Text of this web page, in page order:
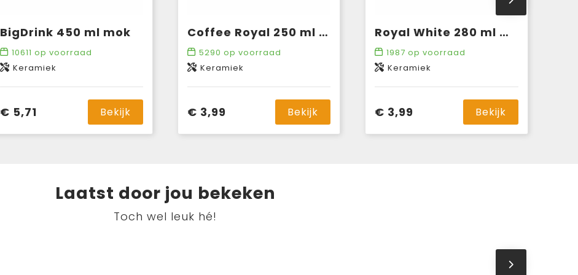
BigDrink 450 ml mok
10611 op voorraad
Keramiek
€ 5,71 Bekijk
Coffee Royal 250 ml mok
5290 op voorraad
Keramiek
€ 3,99 Bekijk
Royal White 280 ml mok
1987 op voorraad
Keramiek
€ 3,99 Bekijk
Laatst door jou bekeken
Toch wel leuk hé!